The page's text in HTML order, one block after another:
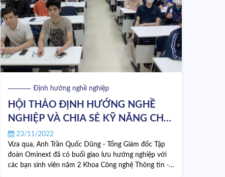
Định hướng nghề nghiệp
HỘI THẢO ĐỊNH HƯỚNG NGHỀ
NGHIỆP VÀ CHIA SẺ KỸ NĂNG CHO
SINH VIÊN CÔNG NGHỆ THÔNG
TIN
23/11/2022
Vừa qua, Anh Trần Quốc Dũng - Tổng Giám đốc Tập
đoàn Ominext đã có buổi giao lưu hướng nghiệp với
các bạn sinh viên năm 2 Khoa Công nghệ Thông tin -